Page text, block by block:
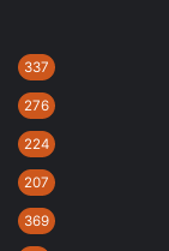
337
276
224
207
369